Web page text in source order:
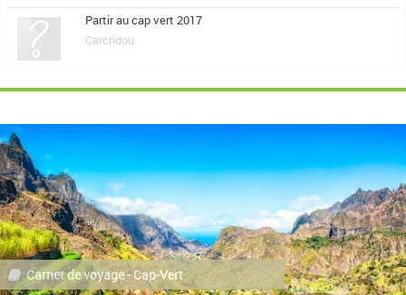
Partir au cap vert 2017
Carcridou
Carnet de voyage - Cap-Vert